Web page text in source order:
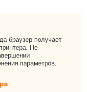
браузер получает
Не
параметров.